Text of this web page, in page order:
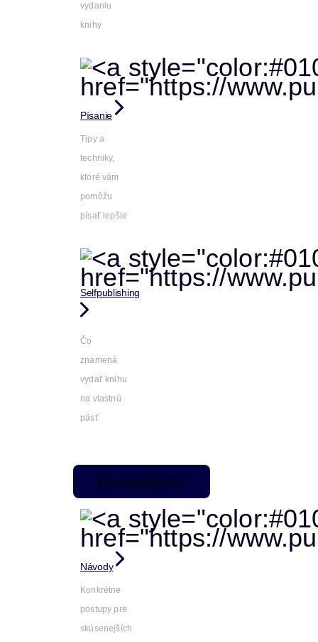
vydaniu
knihy
Písanie
Tipy a
techniky,
ktoré vám
pomôžu
písať lepšie
Selfpublishing
Čo
znamená
vydať knihu
na vlastnú
päsť
Pre pokročilých
Návody
Konkrétne
postupy pre
skúsenejších